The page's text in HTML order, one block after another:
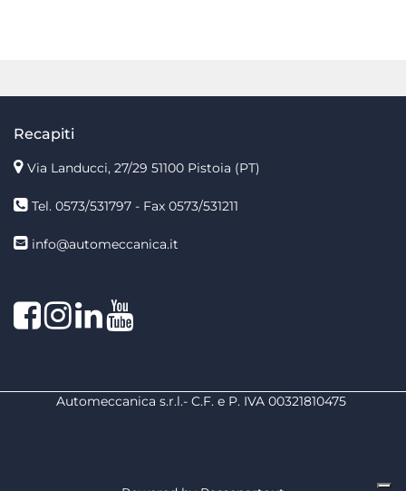
Recapiti
Via Landucci, 27/29 51100 Pistoia (PT)
Tel. 0573/531797 - Fax 0573/531211
info@automeccanica.it
FacebookInstagram
linkedin
Automeccanica s.r.l.- C.F. e P. IVA 00321810475